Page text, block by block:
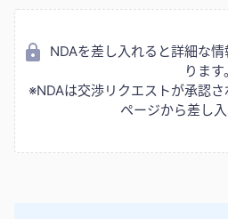
NDAを差し入れると詳細な
ります。
※NDAは交渉リクエストが承認
ページから差し入